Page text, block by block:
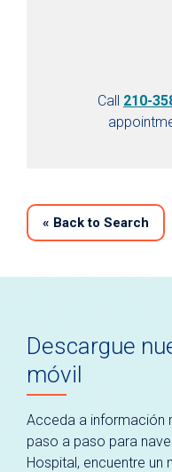
Call 210-
« Back to Search
Descargue
móvil
Acceda a información
paso a paso para
Hospital, encuentre un